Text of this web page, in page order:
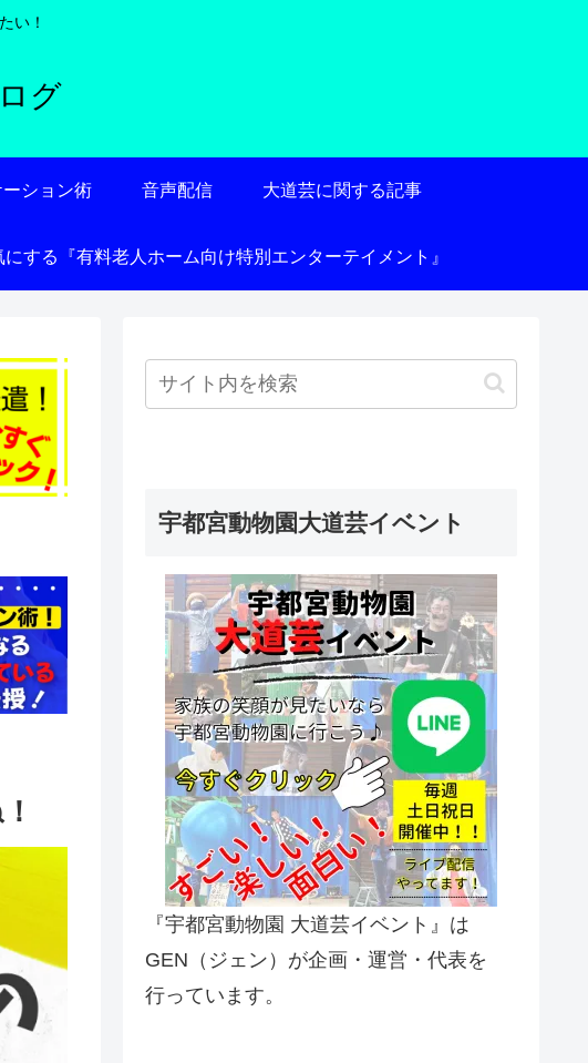
い！
グ
ション術 音声配信 大道芸に関する記事
する『有料老人ホーム向け特別エンターテイメント』
宇都宮動物園大道芸イベント
『宇都宮動物園 大道芸イベント』は
GEN（ジェン）が企画・運営・代表を
行っています。